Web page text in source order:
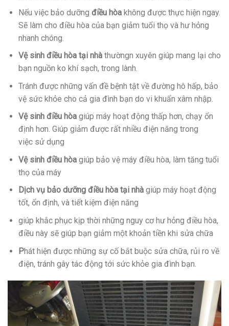
Nếu việc bảo dưỡng điều hòakhông được thực hiện ngay.
Sẽ làm cho điều hòa của bạn giảm tuổi thọ và hư hỏng
nhanh chóng.
Vệ sinh điều hòa tại nhà thườngn xuyên giúp mang lại cho
bạn nguồn ko khí sạch, trong lành.
Tránh được những vấn đề bệnh tật về đường hô hấp, bảo
vệ sức khỏe cho cả gia đình bạn do vi khuẩn xâm nhập.
Vệ sinh điều hòa giúp máy hoạt động thấp hơn, chạy ổn
định hơn. Giúp giảm được rất nhiều điện năng trong
việcsử dụng
Vệ sinh điều hòa giúp bảo vệ máy điều hòa, làm tăng tuổi
thọ của máy
Dịch vụ bảo dưỡng điều hòa tại nhàgiúp máy hoạt động
tốt, ổn định, và tiết kiệm điện năng
giúp khắc phục kịp thời những nguy cơ hư hỏng điều hòa,
điều này sẽ giúp bạn giảm mộtkhoản tiền khi sửa chữa
Phát hiện được những sự cố bắt buộcsửa chữa, rủi ro về
điện, tránh gây tác động tới sức khỏe gia đình bạn.